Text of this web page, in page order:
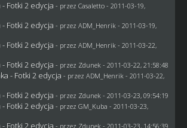
- Fotki 2 edycja - przez Casaletto- 2011-03-19,
- Fotki 2 edycja - przez ADM_Henrik - 2011-03-19,
- Fotki 2 edycja - przez ADM_Henrik - 2011-03-22,
- Fotki 2 edycja - przez Zdunek - 2011-03-22, 21:58:48
- Fotki 2 edycja - przez ADM_Henrik - 2011-03-22,
- Fotki 2 edycja - przez Zdunek - 2011-03-23, 09:54:19
- Fotki 2 edycja - przez GM_Kuba - 2011-03-23,
- Fotki 2 edycja - przez Zdunek - 2011-03-23, 14:56:39